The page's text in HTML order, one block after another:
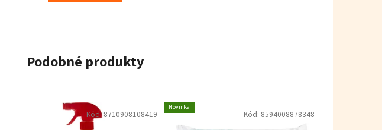
Podobné produkty
Kód:8710908108419
Novinka
Kód: 8594008878348